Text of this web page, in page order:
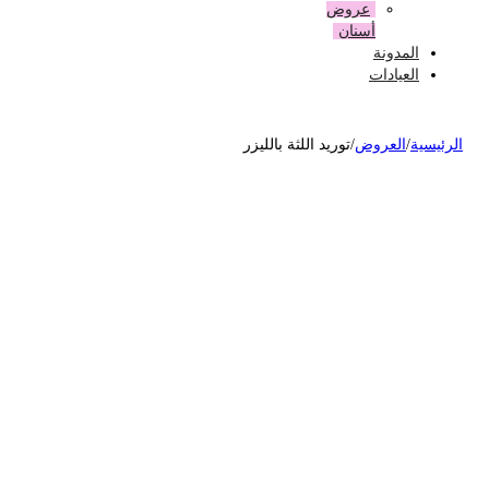
عروض
أسنان
المدونة
العيادات
/العروض توريد اللثة بالليزر